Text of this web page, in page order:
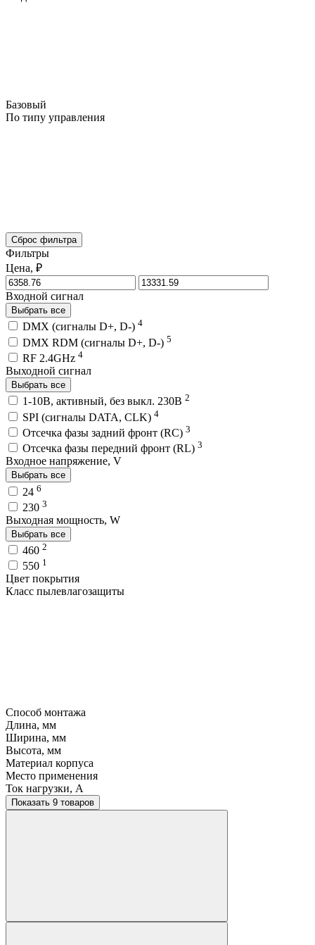
Базовый
По типу управления
Сброс фильтра
Фильтры
Цена, ₽
Входной сигнал
Выбрать все
DMX (сигналы D+, D-) 4
DMX RDM (сигналы D+, D-) 5
RF 2.4GHz 4
Выходной сигнал
Выбрать все
1-10В, активный, без выкл. 230В 2
SPI (сигналы DATA, CLK) 4
Отсечка фазы задний фронт (RC) 3
Отсечка фазы передний фронт (RL) 3
Входное напряжение, V
Выбрать все
24 6
230 3
Выходная мощность, W
Выбрать все
460 2
550 1
Цвет покрытия
Класс пылевлагозащиты
Способ монтажа
Длина, мм
Ширина, мм
Высота, мм
Материал корпуса
Место применения
Ток нагрузки, A
Показать 9 товаров